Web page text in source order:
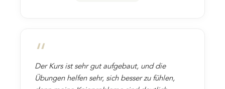
“
Der Kurs ist sehr gut aufgebaut, und die
Übungen helfen sehr, sich besser zu fühlen,